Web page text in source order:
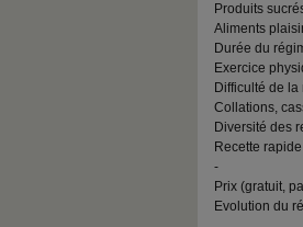
Produits
Aliments
Durée du
Exercice
Difficulté de
Collations,
Diversité des
Recette
-
Prix (gratuit,
Evolution du